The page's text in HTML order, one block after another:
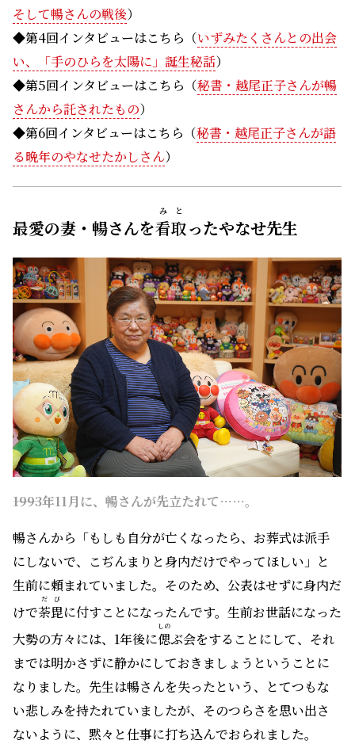
そして暢さんの戦後）
◆第4回インタビューはこちら（いずみたくさんとの出会
い、「手のひらを太陽に」誕生秘話）
◆第5回インタビューはこちら（秘書・越尾正子さんが暢
さんから託されたもの）
◆第6回インタビューはこちら（秘書・越尾正子さんが語
る晩年のやなせたかしさん）
最愛の妻・暢さんを看取
みと
ったやなせ先生
――1993年11月に、暢さんが先立たれて……。
暢さんから「もしも自分が亡くなったら、お葬式は派手
にしないで、こぢんまりと身内だけでやってほしい」と
生前に頼まれていました。そのため、公表はせずに身内だ
けで荼毘
だび
に付すことになったんです。生前お世話になった
大勢の方々には、1年後に偲
しの
ぶ会をすることにして、それ
までは明かさずに静かにしておきましょうということに
なりました。先生は暢さんを失ったという、とてつもな
い悲しみを持たれていましたが、そのつらさを思い出さ
ないように、黙々と仕事に打ち込んでおられました。